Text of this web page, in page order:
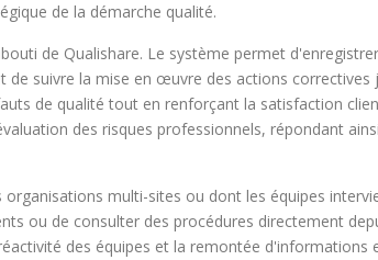
de la démarche qualité.
de Qualishare. Le système permet
suivre la mise en œuvre des actions
de qualité tout en renforçant la satisfaction
des risques professionnels, répondant
multi-sites ou dont les équipes
ou de consulter des procédures directement
des équipes et la remontée